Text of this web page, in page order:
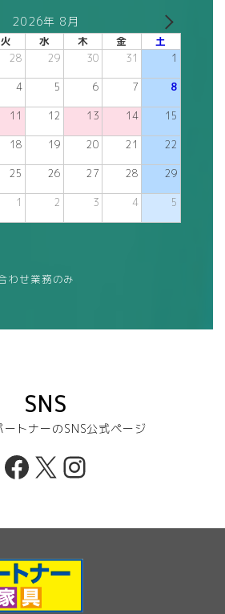
2026年 8月
火 水 木 金 土
28 29 30 31 1
4 5 6 7 8
11 12 13 14 15
18 19 20 21 22
25 26 27 28 29
1 2 3 4 5
わせ業務のみ
SNS
ートナーのSNS公式ページ
Facebook
X Instagram